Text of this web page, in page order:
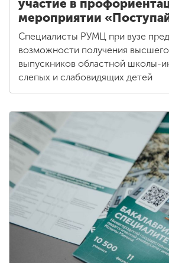
участие в
мероприятии
Специалисты РУМЦ при вузе
возможности получения
выпускников областной школы-
слепых и слабовидящих детей